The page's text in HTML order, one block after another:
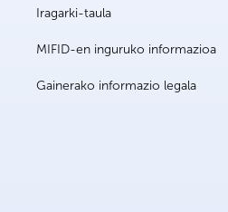
Iragarki-taula
MIFID-en inguruko informazioa
Gainerako informazio legala